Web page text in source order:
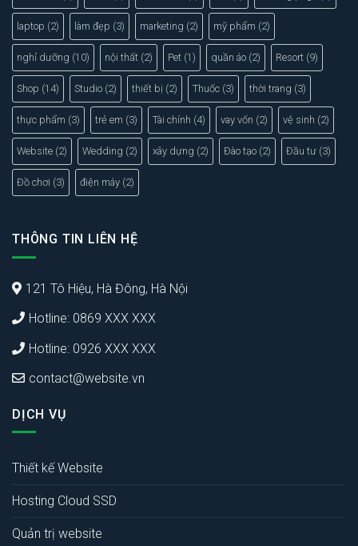
laptop (2) làm đẹp (3) marketing (2) mỹ phẩm (2)
nghỉ dưỡng (10) nội thất (2) Pet (1) quần áo (2) Resort (9)
Shop (14) Studio (2) thiết bị (2) Thuốc (3) thời trang (3)
thực phẩm (3) trẻ em (3) Tài chính (4) vay vốn (2) vệ sinh (2)
Website (2) Wedding (2) xây dựng (2) Đào tạo (2) Đầu tư (3)
Đồ chơi (3) điện máy (2)
THÔNG TIN LIÊN HỆ
121 Tô Hiệu, Hà Đông, Hà Nội
Hotline: 0869 XXX XXX
Hotline: 0926 XXX XXX
contact@website.vn
DỊCH VỤ
Thiết kế Website
Hosting Cloud SSD
Quản trị website